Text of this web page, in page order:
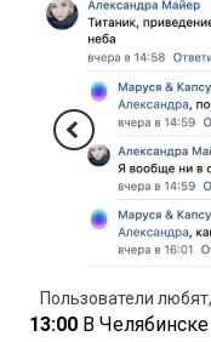
Пользователи
13:00 В